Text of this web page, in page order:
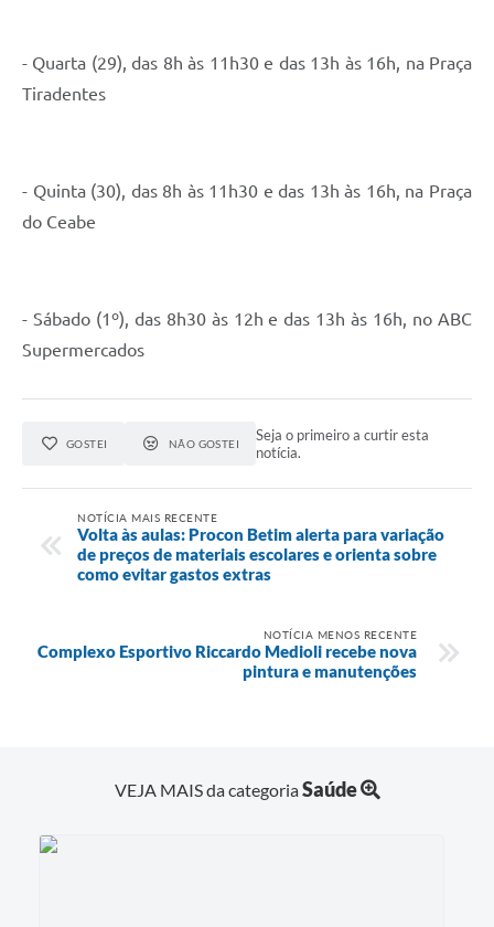
- Quarta (29), das 8h às 11h30 e das 13h às 16h, na Praça
Tiradentes
- Quinta (30), das 8h às 11h30 e das 13h às 16h, na Praça
do Ceabe
- Sábado (1º), das 8h30 às 12h e das 13h às 16h, no ABC
Supermercados
GOSTEI NÃO GOSTEI
Seja o primeiro a curtir esta
notícia.
NOTÍCIA MAIS RECENTE
Volta às aulas: Procon Betim alerta para variação
de preços de materiais escolares e orienta sobre
como evitar gastos extras
NOTÍCIA MENOS RECENTE
Complexo Esportivo Riccardo Medioli recebe nova
pintura e manutenções
VEJA MAIS da categoriaSaúde